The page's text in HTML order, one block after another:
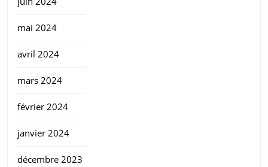
mai 2024
avril 2024
mars 2024
février 2024
janvier 2024
décembre 2023